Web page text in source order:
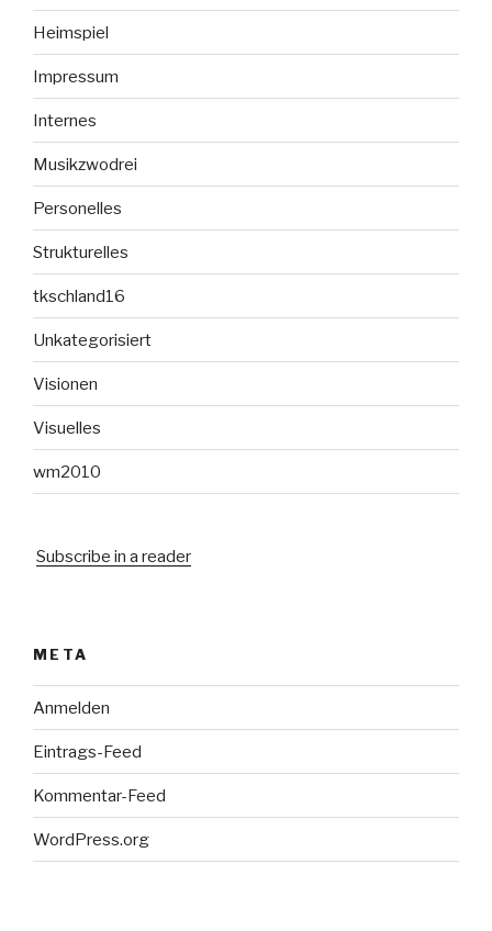
Heimspiel
Impressum
Internes
Musikzwodrei
Personelles
Strukturelles
tkschland16
Unkategorisiert
Visionen
Visuelles
wm2010
Subscribe in a reader
META
Anmelden
Eintrags-Feed
Kommentar-Feed
WordPress.org